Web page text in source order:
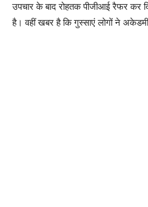
उपचार के बाद रोहतक पीजीआई रैफर कर
है। वहीं खबर है कि गुस्साएं लोगों ने